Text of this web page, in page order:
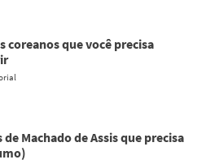
coreanos que você precisa
de Machado de Assis que precisa